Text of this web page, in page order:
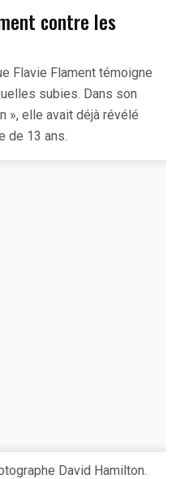
contre les
Flavie Flament témoigne
subies. Dans son
», elle avait déjà révélé
de 13 ans.
David Hamilton.